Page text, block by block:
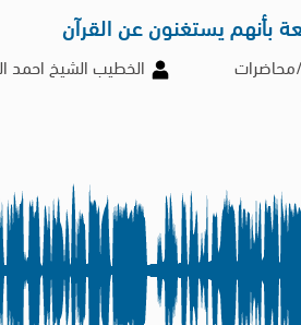
بأنهم يستغنون عن القرآن
محاضرات
الخطيب الشيخ احمد